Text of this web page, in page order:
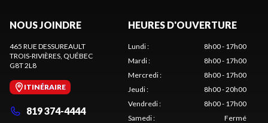
NOUS JOINDRE
465 RUE DESSUREAULT
TROIS-RIVIÈRES , QUÉBEC
G8T 2L8
ITINÉRAIRE
819 374-4444
HEURES D'OUVERTURE
Lundi:
8h00 - 17h00
Mardi:
8h00 - 17h00
Mercredi:
8h00 - 17h00
Jeudi:
8h00 - 20h00
Vendredi:
8h00 - 17h00
Samedi:
Fermé